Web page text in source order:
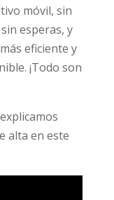
móvil, sin
esperas, y
eficiente y
¡Todo son
alta en este